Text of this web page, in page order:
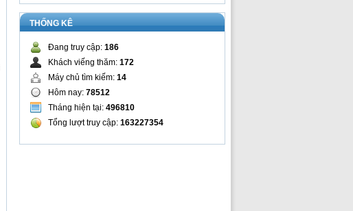
THỐNG KÊ
Đang truy cập: 186
Khách viếng thăm: 172
Máy chủ tìm kiếm: 14
Hôm nay: 78512
Tháng hiện tại: 496810
Tổng lượt truy cập: 163227354